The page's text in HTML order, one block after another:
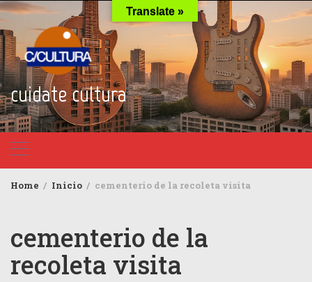
Skip
to
content
cuidate cultura
Home Inicio cementerio de la recoleta visita
cementerio de la
recoleta visita
Translate »